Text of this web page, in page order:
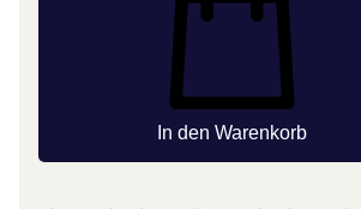
In den Warenkorb